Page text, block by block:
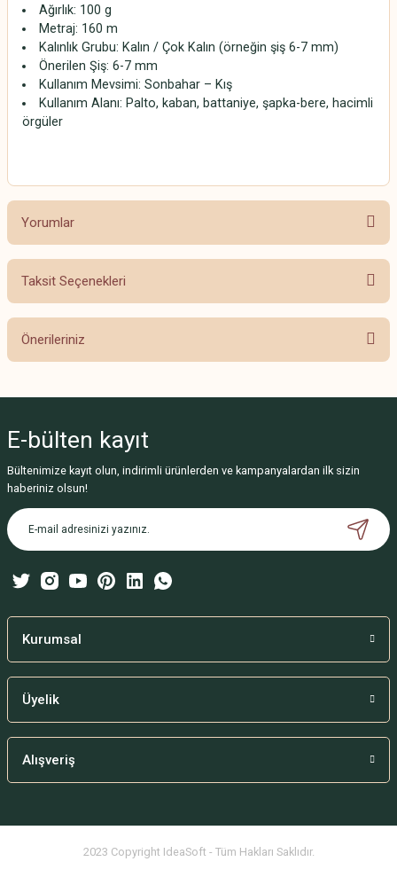
Ağırlık: 100 g
Metraj: 160 m
Kalınlık Grubu: Kalın / Çok Kalın (örneğin şiş 6-7 mm)
Önerilen Şiş: 6-7 mm
Kullanım Mevsimi: Sonbahar – Kış
Kullanım Alanı: Palto, kaban, battaniye, şapka-bere, hacimli
örgüler
Yorumlar
Taksit Seçenekleri
Önerileriniz
Görüş ve önerileriniz için teşekkür ederiz.
Ürün resmi kalitesiz, bozuk veya görüntülenemiyor.
Ürün açıklamasında eksik bilgiler bulunuyor.
Ürün bilgilerinde hatalar bulunuyor.
Bu ürüne benzer farklı alternatifler olmalı.
E-bülten kayıt
Bültenimize kayıt olun, indirimli ürünlerden ve kampanyalardan ilk sizin
haberiniz olsun!
Kurumsal
Üyelik
Alışveriş
2023 Copyright IdeaSoft - Tüm Hakları Saklıdır.